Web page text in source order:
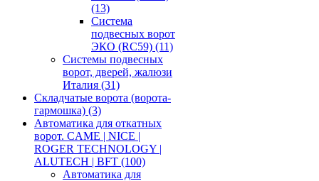
(13)
Система
подвесных ворот
ЭКО (RC59) (11)
Системы подвесных
ворот, дверей, жалюзи
Италия (31)
Складчатые ворота (ворота-
гармошка) (3)
Автоматика для откатных
ворот. CAME | NICE |
ROGER TECHNOLOGY |
ALUTECH | BFT (100)
Автоматика для